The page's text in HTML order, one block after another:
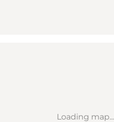
Loading map...